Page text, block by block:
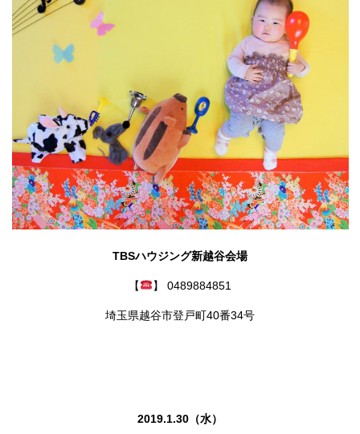
TBSハウジング新越谷会場
【 】 0489884851
埼玉県越谷市登戸町40番34号
2019.1.30（水）